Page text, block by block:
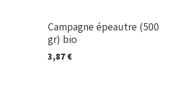
Campagne épeautre (500
gr) bio
3,87€